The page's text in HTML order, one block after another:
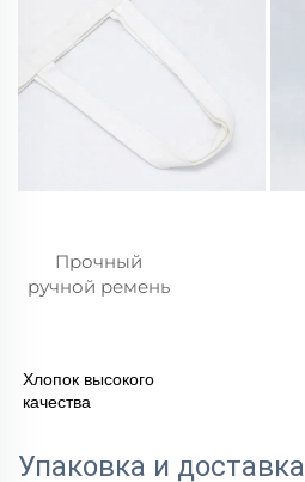
Прочный
ручной ремень
Хлопок высокого
качества
Упаковка и доставка